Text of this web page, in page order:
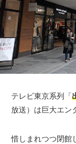
テレビ東京系列「
放送）は巨大エン
惜しまれつつ閉館